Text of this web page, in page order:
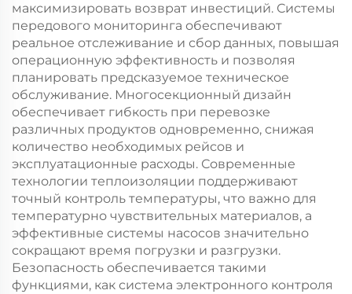
максимизировать возврат инвестиций. Системы
передового мониторинга обеспечивают
реальное отслеживание и сбор данных, повышая
операционную эффективность и позволяя
планировать предсказуемое техническое
обслуживание. Многосекционный дизайн
обеспечивает гибкость при перевозке
различных продуктов одновременно, снижая
количество необходимых рейсов и
эксплуатационные расходы. Современные
технологии теплоизоляции поддерживают
точный контроль температуры, что важно для
температурно чувствительных материалов, а
эффективные системы насосов значительно
сокращают время погрузки и разгрузки.
Безопасность обеспечивается такими
функциями, как система электронного контроля